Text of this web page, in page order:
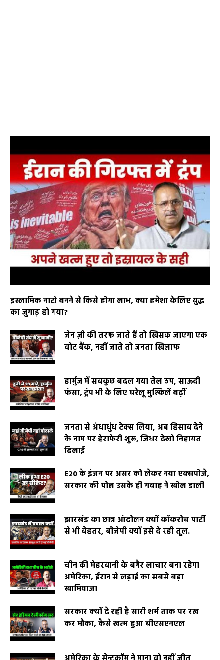
इस्लामिक नाटो बनने से किसे होगा लाभ, क्या हमेशा केलिए युद्ध
का जुगाड़ हो गया?
जेन ज़ी की तरफ जाते हैं तो खिसक जाएगा एक
वोट बैंक, नहीं जाते तो जनता खिलाफ
हार्मुज में सबकुछ बदल गया तेल ठप, साऊदी
फंसा, ट्रंप भी के लिए घरेलू मुश्किलें बढ़ीं
जनता से अंधाधुंध टेक्स लिया, अब हिसाब देने
के नाम पर हेराफेरी शुरू, जिधर देखो निहायत
ढिलाई
E20 के इंजन पर असर को लेकर नया एक्सपोजे,
सरकार की पोल उसके ही गवाह ने खोल डाली
झारखंड का छात्र आंदोलन क्यों कॉकरोच पार्टी
से भी बेहतर, बीजेपी क्यों इसे दे रही तूल.
चीन की मेहरबानी के बगैर लाचार बना रहेगा
अमेरिका, ईरान से लड़ाई का सबसे बड़ा
खामियाजा
सरकार क्यों दे रही है सारी शर्म ताक पर रख
कर मौका, कैसे खत्म हुआ बीएसएनएल